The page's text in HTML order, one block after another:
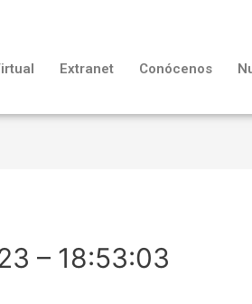
Extranet Conócenos
– 18:53:03